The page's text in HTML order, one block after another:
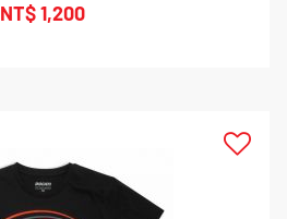
NT$ 1,200